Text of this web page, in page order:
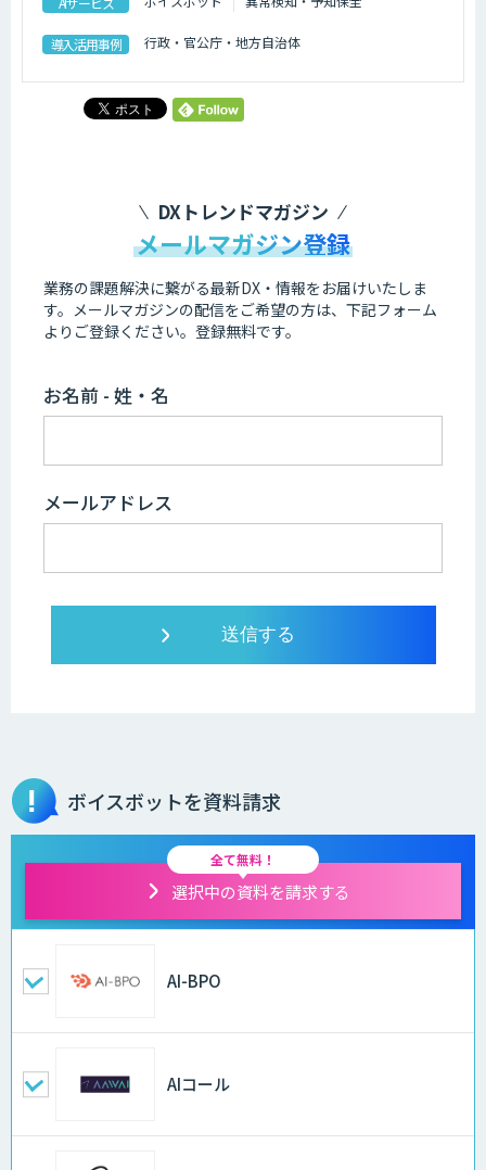
導入活用事例 行政・官公庁・地方自治体
DXトレンドマガジン
メールマガジン登録
業務の課題解決に繋がる最新DX・情報をお届けいたしま
す。 メールマガジンの配信をご希望の方は、下記フォーム
よりご登録ください。登録無料です。
お名前 - 姓・名
メールアドレス
ボイスボットを資料請求
全て無料！
選択中の資料を請求する
AI-BPO
AIコール